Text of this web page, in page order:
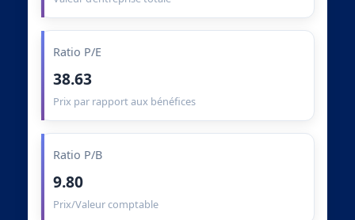
Ratio P/E
38.63
Prix par rapport aux bénéfices
Ratio P/B
9.80
Prix/Valeur comptable